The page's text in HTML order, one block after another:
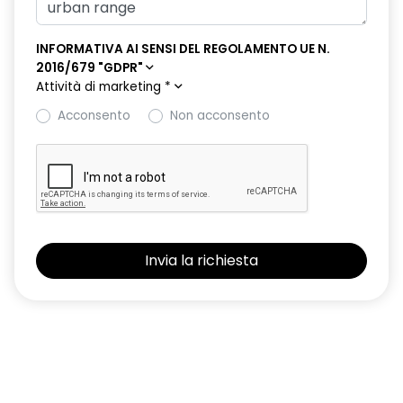
Pacchetto Remote Control, incluso per 5 anni
panchetta posteriore ripiegabile manualmente 40:60
parking camera
pompa di calore
portellone posteriore manuale
predisposizione antifurto
Profilo tetto nero
retrovisore interno manuale con antiabbagliamento
INFORMATIVA AI SENSI DEL REGOLAMENTO UE N.
2016/679 "GDPR"
Attività di marketing *
Acconsento
Non acconsento